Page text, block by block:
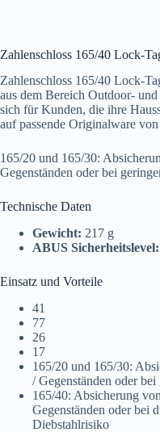
Zahlenschloss 165/40 Lock-
Zahlenschloss 165/40 Lock-
aus dem Bereich Outdoor-
sich für Kunden, die ihre
auf passende Originalware
165/20 und 165/30:
Gegenständen oder bei
Technische Daten
Gewicht: 217 g
ABUS Sicherheitslevel:
Einsatz und Vorteile
41
77
26
17
165/20 und 165/30:
/ Gegenständen oder
165/40: Absicherung
Gegenständen oder bei
Diebstahlrisiko